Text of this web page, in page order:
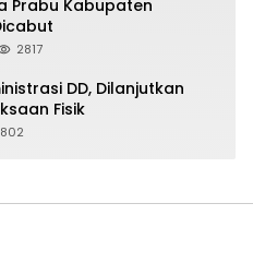
Prabu Kabupaten
2817
DD, Dilanjutkan
Fisik